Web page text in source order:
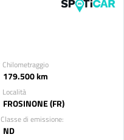
Chilometraggio
179.500 km
Località
FROSINONE (FR)
Classe di emissione:
ND